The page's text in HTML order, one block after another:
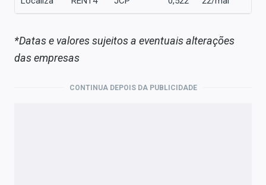
*Datas e valores sujeitos a eventuais alterações
das empresas
CONTINUA DEPOIS DA PUBLICIDADE